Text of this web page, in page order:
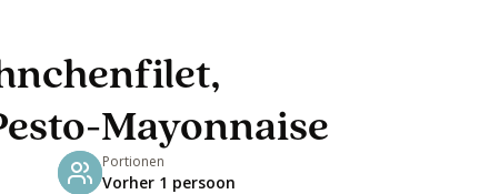
Mayonnaise
Portionen
Vorher 1 persoon